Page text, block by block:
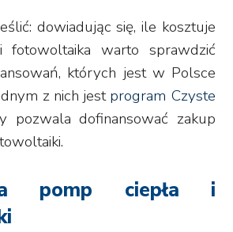
dowiadując się, ile kosztuje
fotowoltaika warto sprawdzić
których jest w Polsce
z nich jestprogram Czyste
pozwala dofinansować zakup
pomp ciepła i